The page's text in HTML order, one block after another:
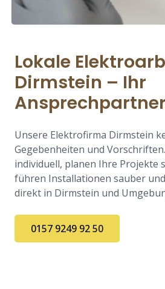
Lokale
Dirmstein – Ihr
Unsere Elektrofirma Dirmstein
Gegebenheiten und
individuell, planen Ihre Projekte
führen Installationen sauber
direkt in Dirmstein und
0157 9249 92 50